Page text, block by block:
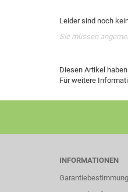
Leider sind noch
Sie müssen
Diesen Artikel
Für weitere
INFORMATIONEN